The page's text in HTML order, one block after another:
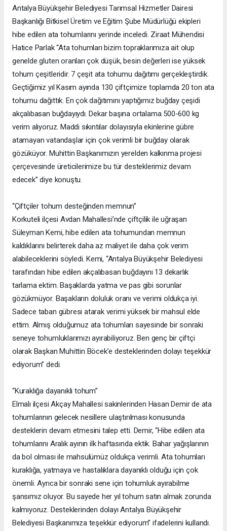
Antalya Büyükşehir Belediyesi Tarımsal Hizmetler Dairesi
Başkanlığı Bitkisel Üretim ve Eğitim Şube Müdürlüğü ekipleri
hibe edilen ata tohumlarını yerinde inceledi. Ziraat Mühendisi
Hatice Parlak “Ata tohumları bizim topraklarımıza ait olup
genelde gluten oranları çok düşük, besin değerleri ise yüksek
tohum çeşitleridir. 7 çeşit ata tohumu dağıtımı gerçekleştirdik.
Geçtiğimiz yıl Kasım ayında 130 çiftçimize toplamda 20 ton ata
tohumu dağıttık. En çok dağıtımını yaptığımız buğday çeşidi
akçalıbasan buğdayıydı. Dekar başına ortalama 500-600 kg
verim alıyoruz. Maddi sıkıntılar dolayısıyla ekinlerine gübre
atamayan vatandaşlar için çok verimli bir buğday olarak
gözüküyor. Muhittin Başkanımızın yerelden kalkınma projesi
çerçevesinde üreticilerimize bu tür desteklerimiz devam
edecek” diye konuştu.
“Çiftçiler tohum desteğinden memnun”
Korkuteli ilçesi Avdan Mahallesi’nde çiftçilik ile uğraşan
Süleyman Kemi, hibe edilen ata tohumundan memnun
kaldıklarını belirterek daha az maliyet ile daha çok verim
alabileceklerini söyledi. Kemi, “Antalya Büyükşehir Belediyesi
tarafından hibe edilen akçalıbasan buğdayını 13 dekarlık
tarlama ektim. Başaklarda yatma ve pas gibi sorunlar
gözükmüyor. Başakların doluluk oranı ve verimi oldukça iyi.
Sadece taban gübresi atarak verimi yüksek bir mahsul elde
ettim. Almış olduğumuz ata tohumları sayesinde bir sonraki
seneye tohumluklarımızı ayırabiliyoruz. Ben genç bir çiftçi
olarak Başkan Muhittin Böcek’e desteklerinden dolayı teşekkür
ediyorum” dedi.
“Kuraklığa dayanıklı tohum”
Elmalı ilçesi Akçay Mahallesi sakinlerinden Hasan Demir de ata
tohumlarının gelecek nesillere ulaştırılması konusunda
desteklerin devam etmesini talep etti. Demir, “Hibe edilen ata
tohumlarını Aralık ayının ilk haftasında ektik. Bahar yağışlarının
da bol olması ile mahsulümüz oldukça verimli. Ata tohumları
kuraklığa, yatmaya ve hastalıklara dayanıklı olduğu için çok
önemli. Ayrıca bir sonraki sene için tohumluk ayırabilme
şansımız oluyor. Bu sayede her yıl tohum satın almak zorunda
kalmıyoruz. Desteklerinden dolayı Antalya Büyükşehir
Belediyesi Başkanımıza teşekkür ediyorum” ifadelerini kullandı.